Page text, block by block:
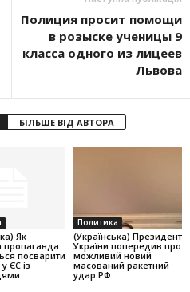
Полиция просит помощи
в розыске ученицы 9
класса одного из лицеев
Львова
БІЛЬШЕ ВІД АВТОРА
Як
пропаганда
посварити
ЄС із
Политика
(Українська) Президент
України попередив про
можливий новий
масований ракетний
удар РФ